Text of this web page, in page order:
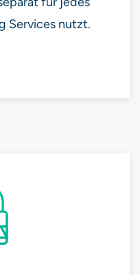
Services nutzt.